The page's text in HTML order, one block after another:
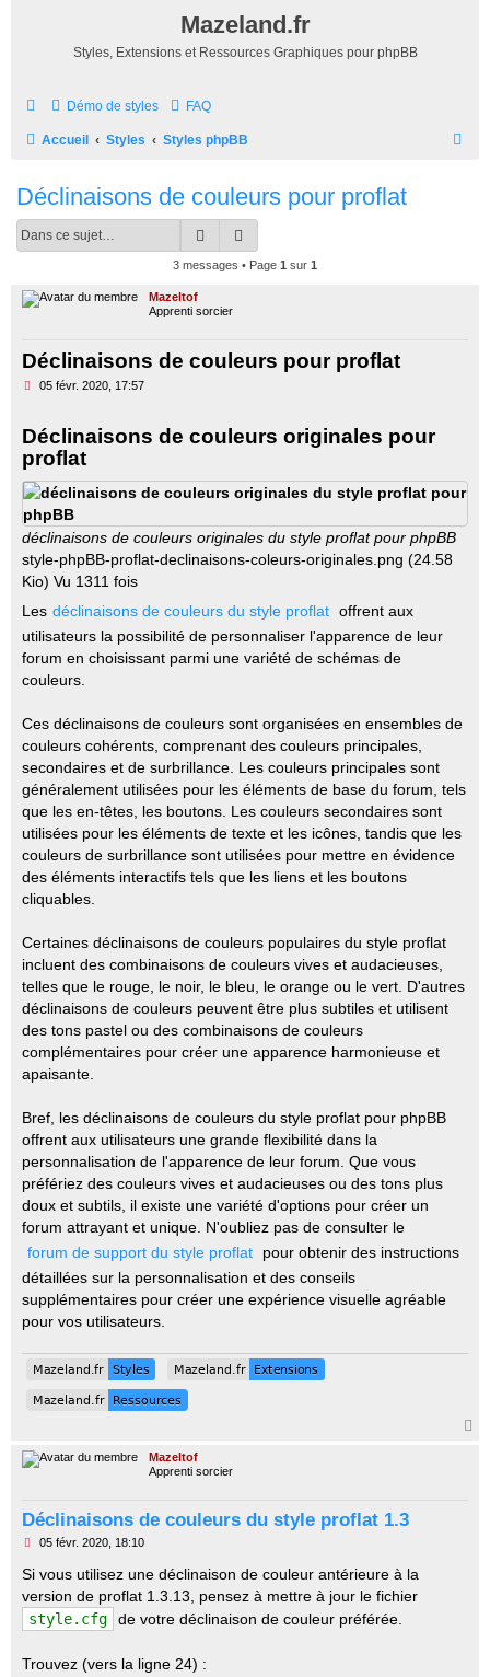
Mazeland.fr
Styles, Extensions et Ressources Graphiques pour phpBB
Démo de styles FAQ
Accueil Styles Styles phpBB
Déclinaisons de couleurs pour proflat
Rechercher
3 messages • Page 1 sur 1
Mazeltof
Apprenti sorcier
Déclinaisons de couleurs pour proflat
M
a
g
e
n
o
n
l
u
05 févr. 2020, 17:57
Déclinaisons de couleurs originales pour
proflat
déclinaisons de couleurs originales du style proflat pour phpBB
style-phpBB-proflat-declinaisons-coleurs-originales.png (24.58
Kio) Vu 1311 fois
Les déclinaisons de couleurs du style proflat offrent aux
utilisateurs la possibilité de personnaliser l'apparence de leur
forum en choisissant parmi une variété de schémas de
couleurs.
Ces déclinaisons de couleurs sont organisées en ensembles de
couleurs cohérents, comprenant des couleurs principales,
secondaires et de surbrillance. Les couleurs principales sont
généralement utilisées pour les éléments de base du forum, tels
que les en-têtes, les boutons. Les couleurs secondaires sont
utilisées pour les éléments de texte et les icônes, tandis que les
couleurs de surbrillance sont utilisées pour mettre en évidence
des éléments interactifs tels que les liens et les boutons
cliquables.
Certaines déclinaisons de couleurs populaires du style proflat
incluent des combinaisons de couleurs vives et audacieuses,
telles que le rouge, le noir, le bleu, le orange ou le vert. D'autres
déclinaisons de couleurs peuvent être plus subtiles et utilisent
des tons pastel ou des combinaisons de couleurs
complémentaires pour créer une apparence harmonieuse et
apaisante.
Bref, les déclinaisons de couleurs du style proflat pour phpBB
offrent aux utilisateurs une grande flexibilité dans la
personnalisation de l'apparence de leur forum. Que vous
préfériez des couleurs vives et audacieuses ou des tons plus
doux et subtils, il existe une variété d'options pour créer un
forum attrayant et unique. N'oubliez pas de consulter le
forum de support du style proflat
pour obtenir des instructions
détaillées sur la personnalisation et des conseils
supplémentaires pour créer une expérience visuelle agréable
pour vos utilisateurs.
Mazeland.fr
Mazeland.fr Styles
Styles Mazeland.fr
Mazeland.fr Extensions
Extensions
Mazeland.fr
Mazeland.fr Ressources
Ressources
Mazeltof
Apprenti sorcier
Déclinaisons de couleurs du style proflat 1.3
M
s
s
a
g
e
n
05 févr. 2020, 18:10
Si vous utilisez une déclinaison de couleur antérieure à la
version de proflat 1.3.13, pensez à mettre à jour le fichier
style.cfg
de votre déclinaison de couleur préférée.
Trouvez (vers la ligne 24) :